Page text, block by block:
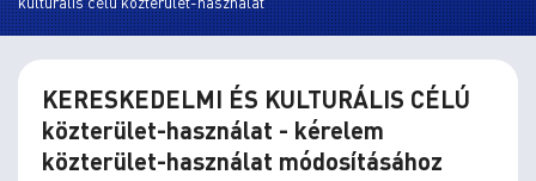
KERESKEDELMI ÉS KULTURÁLIS CÉLÚ
közterület-használat - kérelem
közterület-használat módosításához